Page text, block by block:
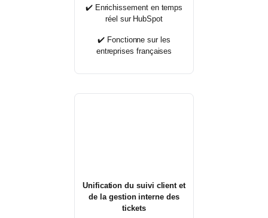
✔️ Enrichissement en temps
réel sur HubSpot
✔️ Fonctionne sur les
entreprises françaises
Unification du suivi client et
de la gestion interne des
tickets